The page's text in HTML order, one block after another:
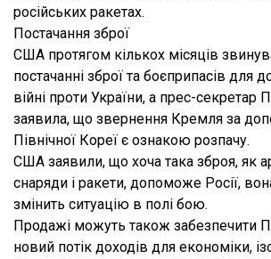
російських ракетах.
Постачання зброї
США протягом кількох місяців
постачанні зброї та боєприпасів для
війні проти України, а прес-секретар
заявила, що звернення Кремля за
Північної Кореї є ознакою розпачу.
США заявили, що хоча така зброя, як
снаряди і ракети, допоможе Росії,
змінить ситуацію в полі бою.
Продажі можуть також забезпечити
новий потік доходів для економіки,